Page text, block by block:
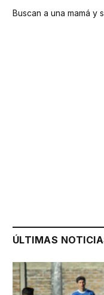
Buscan a una mamá y
ÚLTIMAS